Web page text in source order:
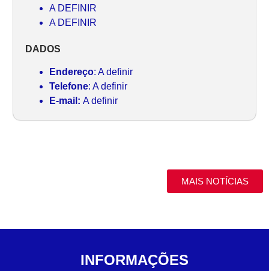
A DEFINIR
A DEFINIR
DADOS
Endereço: A definir
Telefone: A definir
E-mail: A definir
MAIS NOTÍCIAS
INFORMAÇÕES